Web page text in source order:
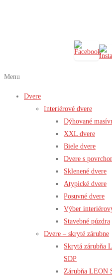
Menu
Dvere
Interiérové dvere
Dýhované
XXL dvere
Biele dvere
Dvere s
Sklenené dvere
Atypické dvere
Posuvné dvere
Výber
Stavebné púzdra
Dvere – skryté zárubne
Skrytá zárubňa
SDP
Zárubňa LEON